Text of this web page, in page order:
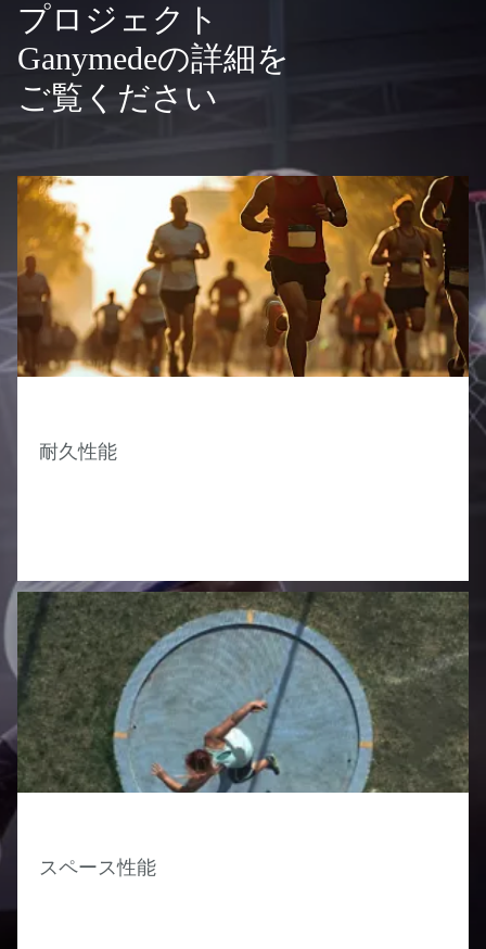
プロジェクト
Ganymedeの詳細を
ご覧ください
耐久性能
スペース性能